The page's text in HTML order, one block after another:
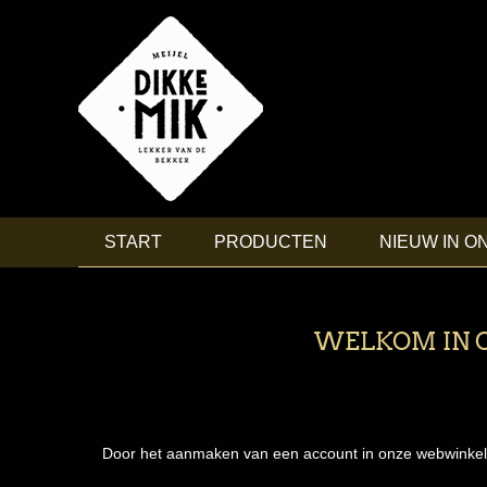
START PRODUCTEN NIEUW IN
WELKOM IN
Door het aanmaken van een account in onze